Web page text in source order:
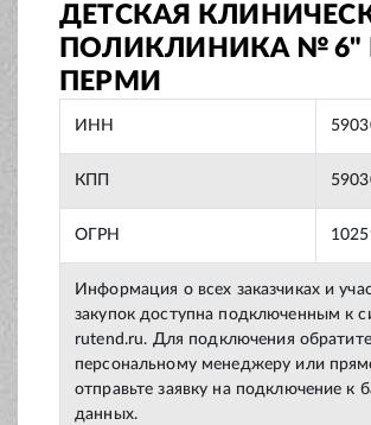
ДЕТСКАЯ
ПОЛИКЛИНИКА № 6"
ПЕРМИ
ИНН
КПП
ОГРН
Информация о всех заказчиках и
закупок доступна подключенным к
rutend.ru. Для подключения
персональному менеджеру или
отправьте заявку на подключение к
данных.